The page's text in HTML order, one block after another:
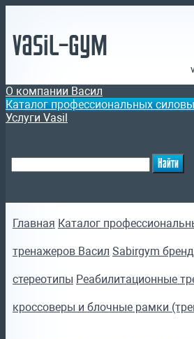
Vasil-Gym
О компании Васил
Каталог профессиональных
Услуги Vasil
Главная Каталог
тренажеров Васил Sabirgym
стереотипы Реабилитационные
кроссоверы и блочные рамки